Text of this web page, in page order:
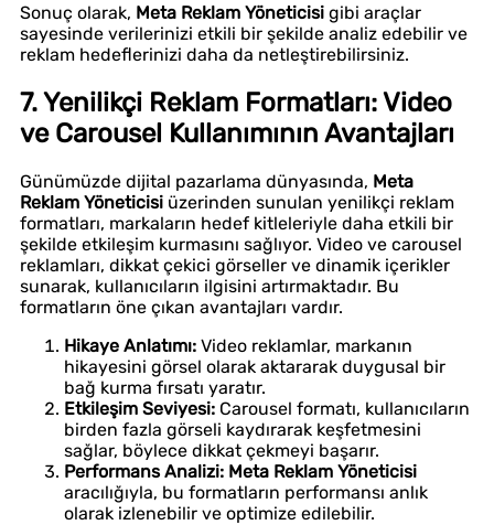
Sonuç olarak, Meta Reklam Yöneticisi gibi araçlar
sayesinde verilerinizi etkili bir şekilde analiz edebilir ve
reklam hedeflerinizi daha da netleştirebilirsiniz.
7. Yenilikçi Reklam Formatları: Video
ve Carousel Kullanımının Avantajları
Günümüzde dijital pazarlama dünyasında, Meta
Reklam Yöneticisi üzerinden sunulan yenilikçi reklam
formatları, markaların hedef kitleleriyle daha etkili bir
şekilde etkileşim kurmasını sağlıyor. Video ve carousel
reklamları, dikkat çekici görseller ve dinamik içerikler
sunarak, kullanıcıların ilgisini artırmaktadır. Bu
formatların öne çıkan avantajları vardır.
Hikaye Anlatımı: Video reklamlar, markanın
hikayesini görsel olarak aktararak duygusal bir
bağ kurma fırsatı yaratır.
Etkileşim Seviyesi: Carousel formatı, kullanıcıların
birden fazla görseli kaydırarak keşfetmesini
sağlar, böylece dikkat çekmeyi başarır.
Performans Analizi: Meta Reklam Yöneticisi
aracılığıyla, bu formatların performansı anlık
olarak izlenebilir ve optimize edilebilir.